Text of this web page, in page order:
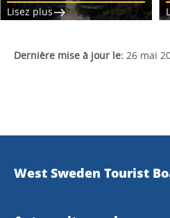
Lisez plus
Dernière mise à jour le: 26 mai
West Sweden Tourist